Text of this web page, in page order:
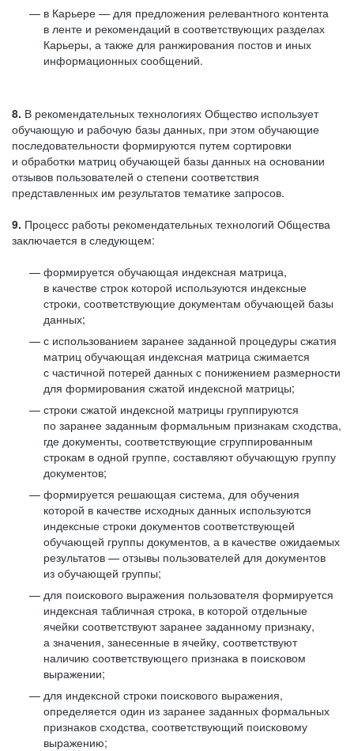
в Карьере — для предложения релевантного контента
в ленте и рекомендаций в соответствующих разделах
Карьеры, а также для ранжирования постов и иных
информационных сообщений.
8. В рекомендательных технологиях Общество использует
обучающую и рабочую базы данных, при этом обучающие
последовательности формируются путем сортировки
и обработки матриц обучающей базы данных на основании
отзывов пользователей о степени соответствия
представленных им результатов тематике запросов.
9. Процесс работы рекомендательных технологий Общества
заключается в следующем:
формируется обучающая индексная матрица,
в качестве строк которой используются индексные
строки, соответствующие документам обучающей базы
данных;
с использованием заранее заданной процедуры сжатия
матриц обучающая индексная матрица сжимается
с частичной потерей данных с понижением размерности
для формирования сжатой индексной матрицы;
строки сжатой индексной матрицы группируются
по заранее заданным формальным признакам сходства,
где документы, соответствующие сгруппированным
строкам в одной группе, составляют обучающую группу
документов;
формируется решающая система, для обучения
которой в качестве исходных данных используются
индексные строки документов соответствующей
обучающей группы документов, а в качестве ожидаемых
результатов — отзывы пользователей для документов
из обучающей группы;
для поискового выражения пользователя формируется
индексная табличная строка, в которой отдельные
ячейки соответствуют заранее заданному признаку,
а значения, занесенные в ячейку, соответствуют
наличию соответствующего признака в поисковом
выражении;
для индексной строки поискового выражения,
определяется один из заранее заданных формальных
признаков сходства, соответствующий поисковому
выражению;